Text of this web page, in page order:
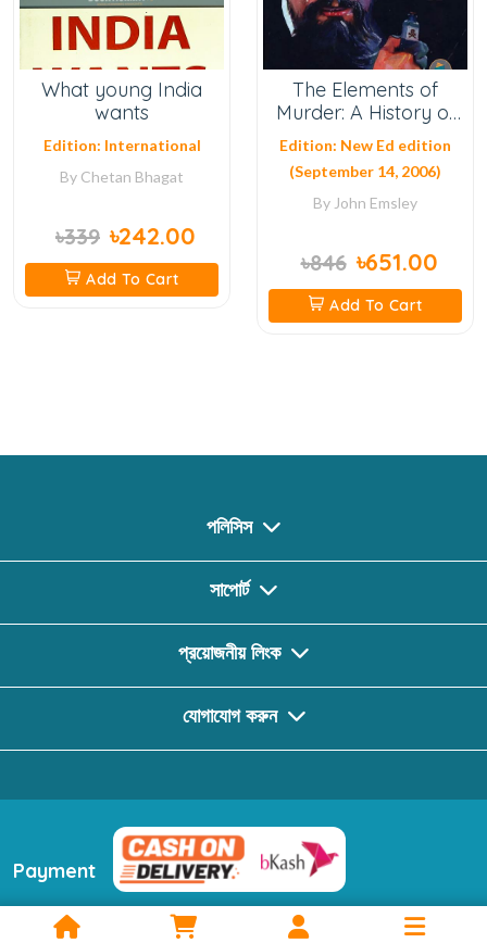
What young India
wants
Edition: International
By Chetan Bhagat
৳339 ৳242.00
Add To Cart
The Elements of
Murder: A History of
Poison
Edition: New Ed edition
(September 14, 2006)
By John Emsley
৳846 ৳651.00
Add To Cart
পলিসিস
সাপোর্ট
প্রয়োজনীয় লিংক
যোগাযোগ করুন
Payment
ফলো করুন